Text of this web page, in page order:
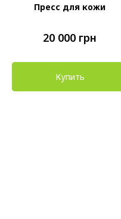
Пресс для кожи
20 000 грн
Купить